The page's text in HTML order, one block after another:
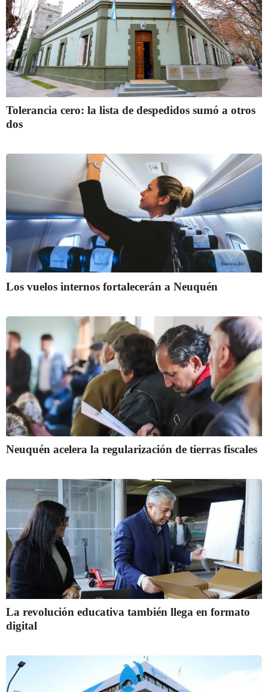
Tolerancia cero: la lista de despedidos sumó a otros
dos
Los vuelos internos fortalecerán a Neuquén
Neuquén acelera la regularización de tierras fiscales
La revolución educativa también llega en formato
digital